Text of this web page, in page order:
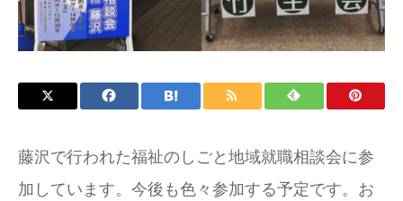
藤沢で行われた福祉のしごと地域就職相談会に参
加しています。今後も色々参加する予定です。お
お問い合わせ
施設パンフレット